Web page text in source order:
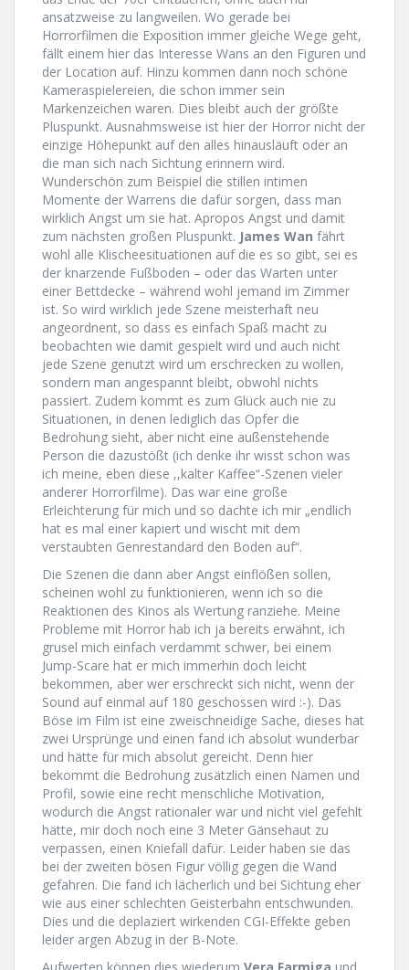
ansatzweise zu langweilen. Wo gerade bei
Horrorfilmen die Exposition immer gleiche Wege geht,
fällt einem hier das Interesse Wans an den Figuren und
der Location auf. Hinzu kommen dann noch schöne
Kameraspielereien, die schon immer sein
Markenzeichen waren. Dies bleibt auch der größte
Pluspunkt. Ausnahmsweise ist hier der Horror nicht der
einzige Höhepunkt auf den alles hinausläuft oder an
die man sich nach Sichtung erinnern wird.
Wunderschön zum Beispiel die stillen intimen
Momente der Warrens die dafür sorgen, dass man
wirklich Angst um sie hat. Apropos Angst und damit
zum nächsten großen Pluspunkt. James Wan fährt
wohl alle Klischeesituationen auf die es so gibt, sei es
der knarzende Fußboden – oder das Warten unter
einer Bettdecke – während wohl jemand im Zimmer
ist. So wird wirklich jede Szene meisterhaft neu
angeordnent, so dass es einfach Spaß macht zu
beobachten wie damit gespielt wird und auch nicht
jede Szene genutzt wird um erschrecken zu wollen,
sondern man angespannt bleibt, obwohl nichts
passiert. Zudem kommt es zum Glück auch nie zu
Situationen, in denen lediglich das Opfer die
Bedrohung sieht, aber nicht eine außenstehende
Person die dazustößt (ich denke ihr wisst schon was
ich meine, eben diese ,,kalter Kaffee“-Szenen vieler
anderer Horrorfilme). Das war eine große
Erleichterung für mich und so dachte ich mir „endlich
hat es mal einer kapiert und wischt mit dem
verstaubten Genrestandard den Boden auf“.
Die Szenen die dann aber Angst einflößen sollen,
scheinen wohl zu funktionieren, wenn ich so die
Reaktionen des Kinos als Wertung ranziehe. Meine
Probleme mit Horror hab ich ja bereits erwähnt, ich
grusel mich einfach verdammt schwer, bei einem
Jump-Scare hat er mich immerhin doch leicht
bekommen, aber wer erschreckt sich nicht, wenn der
Sound auf einmal auf 180 geschossen wird :-). Das
Böse im Film ist eine zweischneidige Sache, dieses hat
zwei Ursprünge und einen fand ich absolut wunderbar
und hätte für mich absolut gereicht. Denn hier
bekommt die Bedrohung zusätzlich einen Namen und
Profil, sowie eine recht menschliche Motivation,
wodurch die Angst rationaler war und nicht viel gefehlt
hätte, mir doch noch eine 3 Meter Gänsehaut zu
verpassen, einen Kniefall dafür. Leider haben sie das
bei der zweiten bösen Figur völlig gegen die Wand
gefahren. Die fand ich lächerlich und bei Sichtung eher
wie aus einer schlechten Geisterbahn entschwunden.
Dies und die deplaziert wirkenden CGI-Effekte geben
leider argen Abzug in der B-Note.